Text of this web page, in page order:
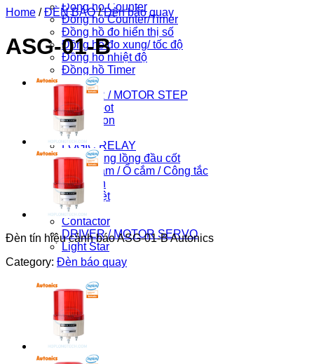
Đồng hồ Counter
Đồng hồ Counter/Timer
Đồng hồ đo hiển thị số
Đồng hồ đo xung/ tốc độ
Đồng hồ nhiệt độ
Đồng hồ Timer
Khác
DRIVER / MOTOR STEP
HIK Robot
HIK Vision
HMI
LOGIC RELAY
Máy in ống lồng đầu cốt
Phích cắm / Ổ cắm / Công tắc
Phụ kiện
Can nhiệt
PLC
Contactor
DRIVER / MOTOR SERVO
Light Star
Home / ĐÈN BÁO / Đèn báo quay
ASG-01-B
Đèn tín hiệu cảnh báo ASG-01-B Autonics
Category: Đèn báo quay